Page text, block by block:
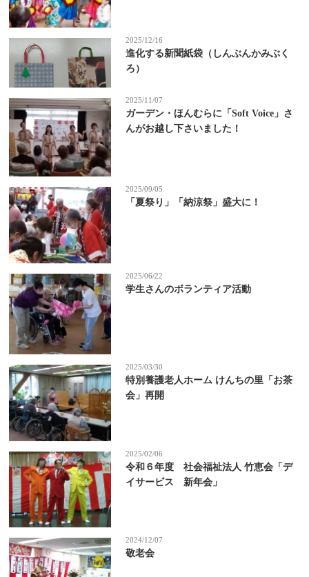
2025/12/16
進化する新聞紙袋（しんぶんかみぶく
ろ）
2025/11/07
ガーデン・ほんむらに「Soft Voice」さ
んがお越し下さいました！
2025/09/05
「夏祭り」「納涼祭」盛大に！
2025/06/22
学生さんのボランティア活動
2025/03/30
特別養護老人ホーム けんちの里「お茶
会」再開
2025/02/06
令和６年度 社会福祉法人 竹恵会「デ
イサービス 新年会」
2024/12/07
敬老会